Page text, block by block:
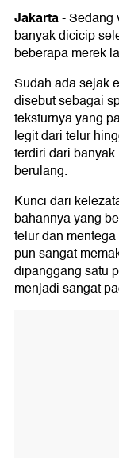
Jakarta-Sedang
banyak dicicip
beberapa merek
Sudah ada sejak
disebut sebagai
teksturnya yang
legit dari telur
terdiri dari
berulang.
Kunci dari
bahannya yang
telur dan
pun sangat
dipanggang satu
menjadi sangat